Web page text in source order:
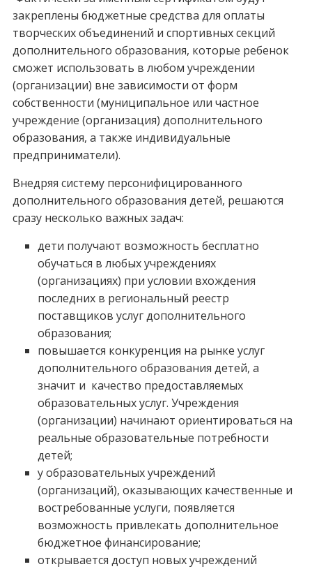
закреплены бюджетные средства для оплаты
творческих объединений и спортивных секций
дополнительного образования, которые ребенок
сможет использовать в любом учреждении
(организации) вне зависимости от форм
собственности (муниципальное или частное
учреждение (организация) дополнительного
образования, а также индивидуальные
предприниматели).
Внедряя систему персонифицированного
дополнительного образования детей, решаются
сразу несколько важных задач:
дети получают возможность бесплатно
обучаться в любых учреждениях
(организациях) при условии вхождения
последних в региональный реестр
поставщиков услуг дополнительного
образования;
повышается конкуренция на рынке услуг
дополнительного образования детей, а
значит и качество предоставляемых
образовательных услуг. Учреждения
(организации) начинают ориентироваться на
реальные образовательные потребности
детей;
у образовательных учреждений
(организаций), оказывающих качественные и
востребованные услуги, появляется
возможность привлекать дополнительное
бюджетное финансирование;
открывается доступ новых учреждений